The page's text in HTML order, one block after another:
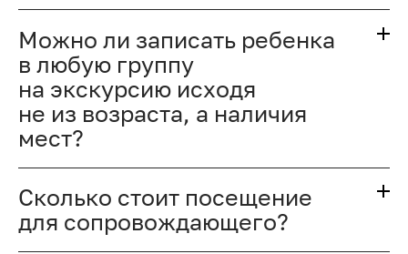
Можно ли записать ребенка
в любую группу
на экскурсию исходя
не из возраста, а наличия
мест?
Сколько стоит посещение
для сопровождающего?